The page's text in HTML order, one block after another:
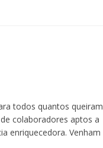
caminhada.
EM
DE REALIZAR
todos quantos queiram
colaboradores aptos a
enriquecedora. Venham